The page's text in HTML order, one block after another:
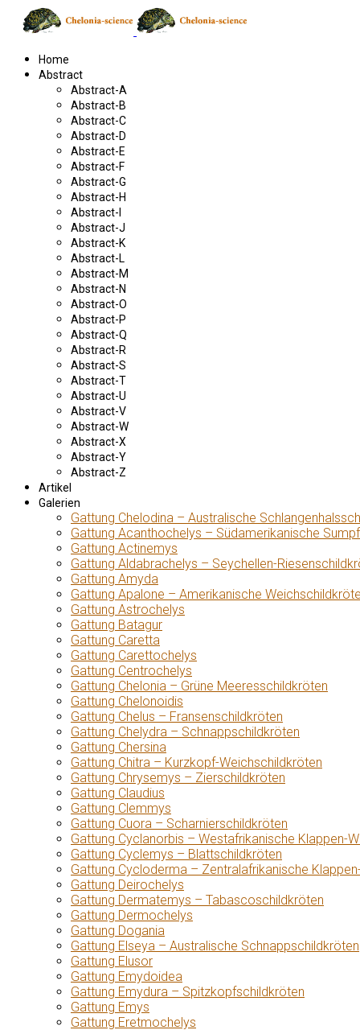
Home
Abstract
Abstract-A
Abstract-B
Abstract-C
Abstract-D
Abstract-E
Abstract-F
Abstract-G
Abstract-H
Abstract-I
Abstract-J
Abstract-K
Abstract-L
Abstract-M
Abstract-N
Abstract-O
Abstract-P
Abstract-Q
Abstract-R
Abstract-S
Abstract-T
Abstract-U
Abstract-V
Abstract-W
Abstract-X
Abstract-Y
Abstract-Z
Artikel
Galerien
Gattung Chelodina – Australische
Gattung Acanthochelys – Südamerikanische
Gattung Actinemys
Gattung Aldabrachelys – Seychellen-
Gattung Amyda
Gattung Apalone – Amerikanische
Gattung Astrochelys
Gattung Batagur
Gattung Caretta
Gattung Carettochelys
Gattung Centrochelys
Gattung Chelonia – Grüne Meeresschildkröten
Gattung Chelonoidis
Gattung Chelus – Fransenschildkröten
Gattung Chelydra – Schnappschildkröten
Gattung Chersina
Gattung Chitra – Kurzkopf-Weichschildkröten
Gattung Chrysemys – Zierschildkröten
Gattung Claudius
Gattung Clemmys
Gattung Cuora – Scharnierschildkröten
Gattung Cyclanorbis – Westafrikanische Klappen-
Gattung Cyclemys – Blattschildkröten
Gattung Cycloderma – Zentralafrikanische
Gattung Deirochelys
Gattung Dermatemys – Tabascoschildkröten
Gattung Dermochelys
Gattung Dogania
Gattung Elseya – Australische Schnappschildkröten
Gattung Elusor
Gattung Emydoidea
Gattung Emydura – Spitzkopfschildkröten
Gattung Emys
Gattung Eretmochelys